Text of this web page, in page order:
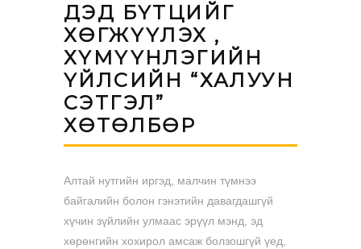
ДЭД БҮТЦИЙГ
ХӨГЖҮҮЛЭХ ,
ХҮМҮҮНЛЭГИЙН
ҮЙЛСИЙН “ХАЛУУН
СЭТГЭЛ”
ХӨТӨЛБӨР
Алтай нутгийн иргэд, малчин түмнээ
байгалийн болон гэнэтийн давагдашгүй
хүчин зүйлийн улмаас эрүүл мэнд, эд
хөрөнгийн хохирол амсаж болзошгүй үед,